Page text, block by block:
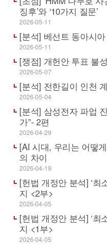
징후’와 ‘10가지 질문’
2026-05-11
[분석] 베선트 동아시아
2026-05-11
[쟁점] 개헌안 투표 불
2026-05-07
[분석] 전한길이 인천
2026-05-04
[분석] 삼성전자 파업
가”- 2편
2026-04-29
[AI 시대, 우리는 어떻
의 차이
2026-04-19
[헌법 개정안 분석] ‘최
지 <2부>
2026-04-05
[헌법 개정안 분석] ‘최
지 <1부>
2026-04-05